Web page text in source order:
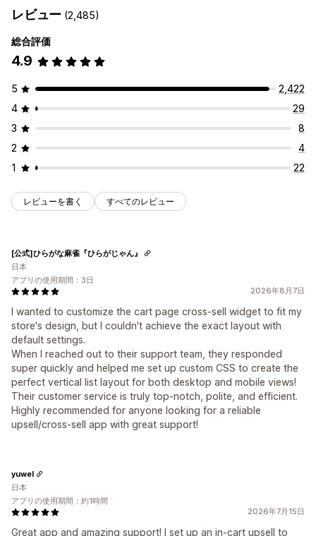
レビュー (2,485)
総合評価
4.9
5
2,422
4
29
3
8
2
4
1
22
レビューを書く すべてのレビュー
2026年8月7日
I wanted to customize the cart page cross-sell widget to fit my
store's design, but I couldn't achieve the exact layout with
default settings.
When I reached out to their support team, they responded
super quickly and helped me set up custom CSS to create the
perfect vertical list layout for both desktop and mobile views!
Their customer service is truly top-notch, polite, and efficient.
Highly recommended for anyone looking for a reliable
upsell/cross-sell app with great support!
[公式]ひらがな麻雀『ひらがじゃん』
日本
アプリの使用期間：3日
2026年7月15日
Great app and amazing support! I set up an in-cart upsell to
yuwel
日本
アプリの使用期間：約1時間